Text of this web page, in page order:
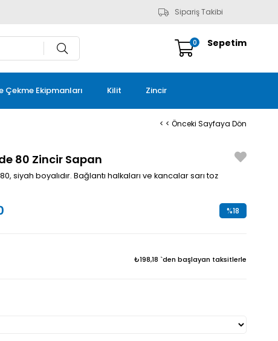
Sipariş Takibi
Sepetim
0
Çekme Ekipmanları Kilit Zincir
< < Önceki Sayfaya Dön
80 Zincir Sapan
siyah boyalıdır. Bağlantı halkaları ve kancalar sarı toz
%18
₺198,18 `den başlayan taksitlerle